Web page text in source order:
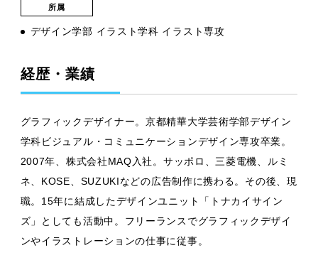
所属
デザイン学部 イラスト学科 イラスト専攻
経歴・業績
グラフィックデザイナー。京都精華大学芸術学部デザイン
学科ビジュアル・コミュニケーションデザイン専攻卒業。
2007年、株式会社MAQ入社。サッポロ、三菱電機、ルミ
ネ、KOSE、SUZUKIなどの広告制作に携わる。その後、現
職。15年に結成したデザインユニット「トナカイサイン
ズ」としても活動中。フリーランスでグラフィックデザイ
ンやイラストレーションの仕事に従事。